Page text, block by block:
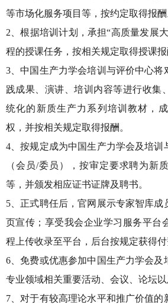
等市场化服务项目等，按约定取得报酬
2、根据培训计划，承担“高质量发展
程的授课任务，按相关规定取得授课报
3、中国生产力学会培训与评价中心将
践成果、演讲、培训内容等进行收集
统化的新质生产力系列培训教材，
权，并按相关规定取得报酬。
4、按规定成为中国生产力学会及培训
（会员/委员），按审定要求聘为新
等，并颁发相应证书证牌及聘书。
5、正式聘任后，官网展示专家智库成
页宣传；享受我会企业学习服务平台
程上传收录至平台，后台按规定获得付
6、免费或优惠参加中国生产力学会及
专业领域相关重要活动、会议、论坛以
7、对于有较高理论水平和推广价值的